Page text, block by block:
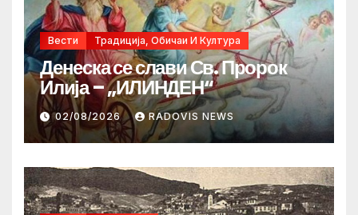
Вести Традиција, Обичаи И Култура
Денеска се слави Св. Пророк
Илија – „ИЛИНДЕН“
02/08/2026 RADOVIS NEWS